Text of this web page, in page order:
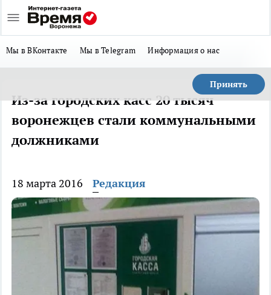
Мы в ВКонтакте Мы в Telegram Информация о нас
Принять
Из-за городских касс 20 тысяч
воронежцев стали коммунальными
должниками
18 марта 2016 Редакция